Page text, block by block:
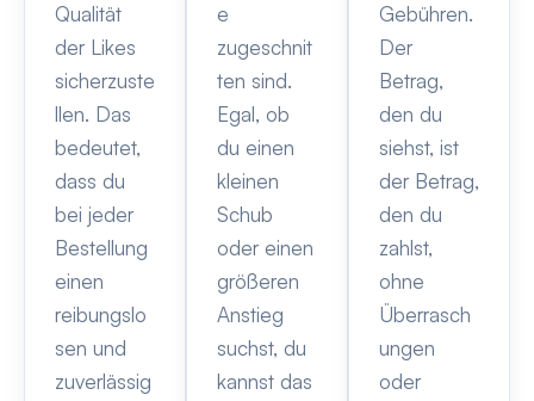
Qualität
der Likes
sicherzuste
llen. Das
bedeutet,
dass du
bei jeder
Bestellung
einen
reibungslo
sen und
zuverlässig
e
zugeschnit
ten sind.
Egal, ob
du einen
kleinen
Schub
oder einen
größeren
Anstieg
suchst, du
kannst das
Gebühren.
Der
Betrag,
den du
siehst, ist
der Betrag,
den du
zahlst,
ohne
Überrasch
ungen
oder